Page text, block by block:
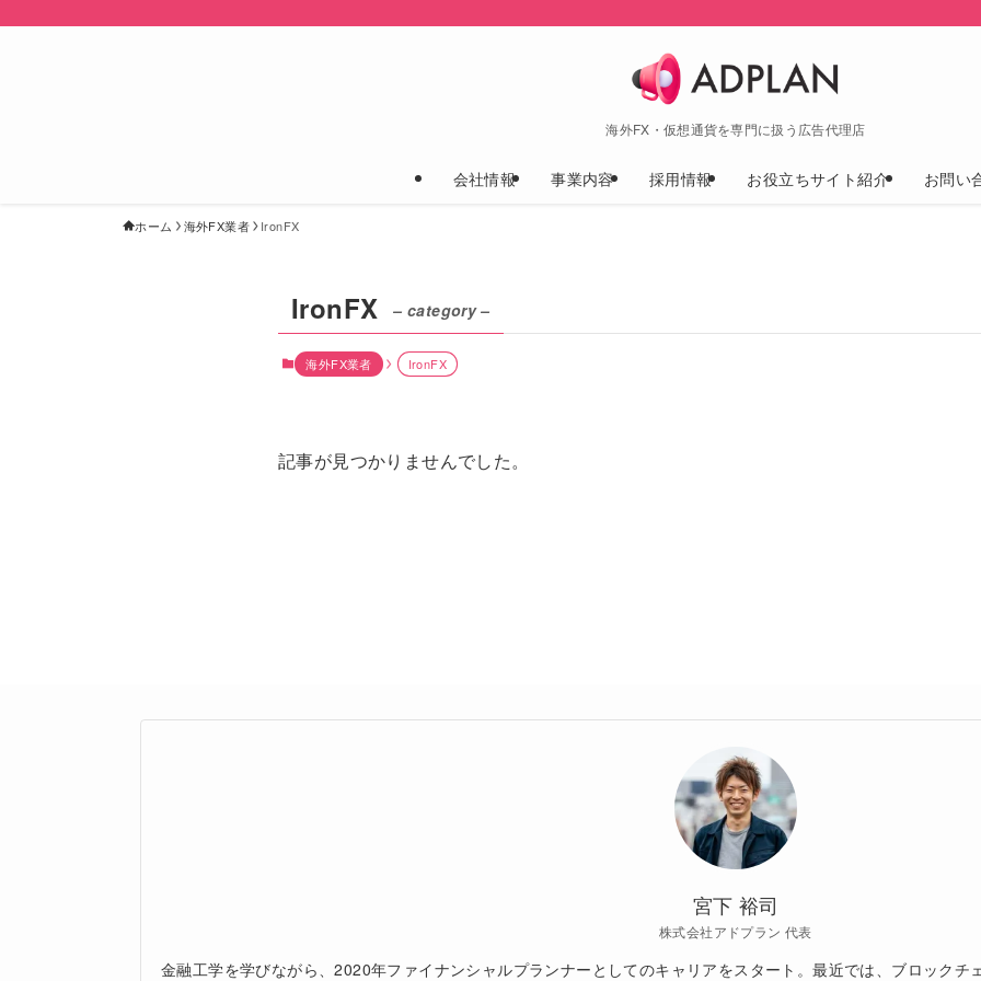
海外FX・仮想通貨を専門に扱う広告代理店
会社情報 事業内容 採用情報 お役立ちサイト紹介 お問い
ホーム 海外FX業者 IronFX
IronFX – category –
海外FX業者 IronFX
記事が見つかりませんでした。
宮下 裕司
株式会社アドプラン 代表
金融工学を学びながら、2020年ファイナンシャルプランナーとしてのキャリアをスタート。最近では、ブロック